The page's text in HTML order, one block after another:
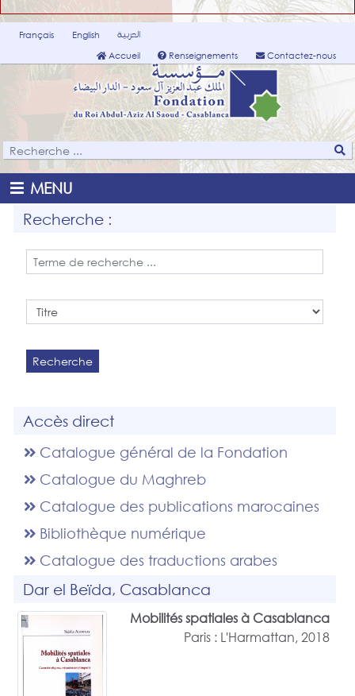
Français English
العربية
Accueil
Renseignements Contactez-nous
MENU
Recherche :
Recherche
Accès direct
Catalogue général de la Fondation
Catalogue du Maghreb
Catalogue des publications marocaines
Bibliothèque numérique
Catalogue des traductions arabes
Dar el Beïda, Casablanca
Mobilités spatiales à Casablanca
Paris : L'Harmattan, 2018